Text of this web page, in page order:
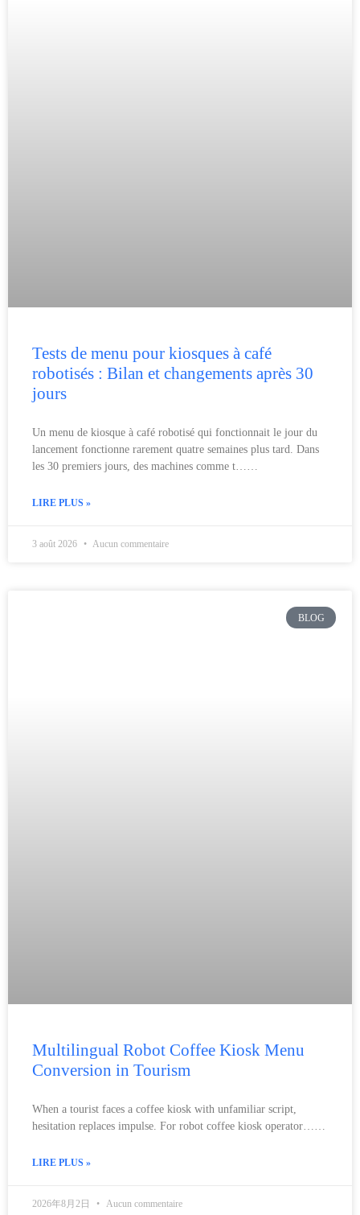
Tests de menu pour kiosques à café
robotisés : Bilan et changements après 30
jours
Un menu de kiosque à café robotisé qui fonctionnait le jour du
lancement fonctionne rarement quatre semaines plus tard. Dans
les 30 premiers jours, des machines comme t……
LIRE PLUS »
3 août 2026 Aucun commentaire
BLOG
Multilingual Robot Coffee Kiosk Menu
Conversion in Tourism
When a tourist faces a coffee kiosk with unfamiliar script,
hesitation replaces impulse. For robot coffee kiosk operator……
LIRE PLUS »
2026年8月2日 Aucun commentaire